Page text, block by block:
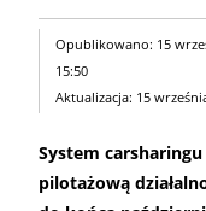
Opublikowano: 15
15:50
Aktualizacja: 15
System
pilotażową